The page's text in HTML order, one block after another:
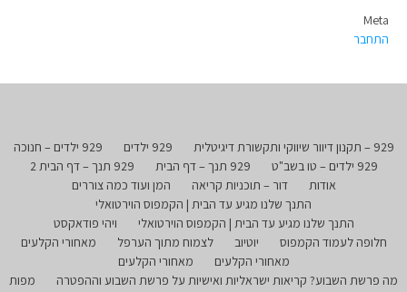
Meta
התחבר
929 – תקנון דיוור שיווקי ותקשורת דיגיטלית 929 ילדים
929 ילדים – חנוכה
929 ילדים – טו בשב"ט
929 תנך – דף הבית
929 תנך – דף הבית 2
אודות
דור – תוכניות קריאה
המן ועוד כמה צוררים
התנך שלנו מגיע עד הבית | הקמפוס הוירטואלי
התנך שלנו מגיע עד הבית | הקמפוס הוירטואלי
ויהי פודאקסט
חלופה לעמוד הקמפוס
יוטיוב לצמוח מתוך הערפל
מאחורי הקלעים
מאחורי הקלעים
מאחורי הקלעים
מה פרשת השבוע? קריאות ישראליות ואישיות על פרשת השבוע וההפטרה
מפות